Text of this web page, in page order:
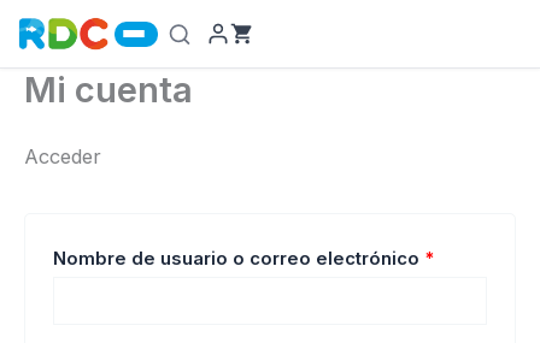
contenido
Mi cuenta
Acceder
Nombre de usuario o correo electrónico *